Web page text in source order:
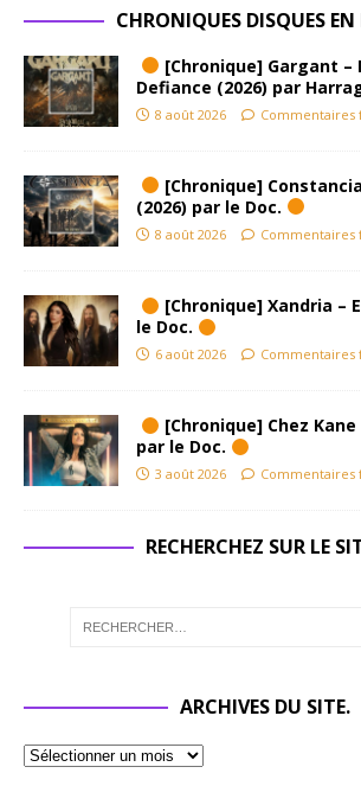
CHRONIQUES DISQUES
[Chronique] Gargant –
Defiance (2026) par
8 août 2026 Commentaires
[Chronique]
(2026) par le Doc.
8 août 2026 Commentaires
[Chronique] Xandria –
le Doc.
6 août 2026 Commentaires
[Chronique] Chez
par le Doc.
3 août 2026 Commentaires
RECHERCHEZ SUR LE
ARCHIVES DU SITE.